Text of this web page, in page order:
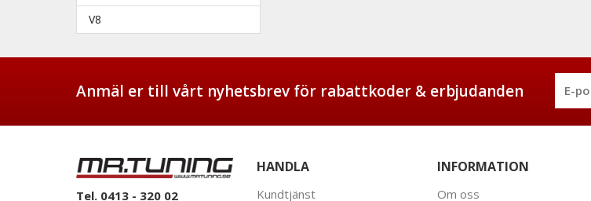
V8
Anmäl er till vårt nyhetsbrev för rabattkoder & erbjudanden
Tel. 0413 - 320 02
HANDLA
Kundtjänst
INFORMATION
Om oss